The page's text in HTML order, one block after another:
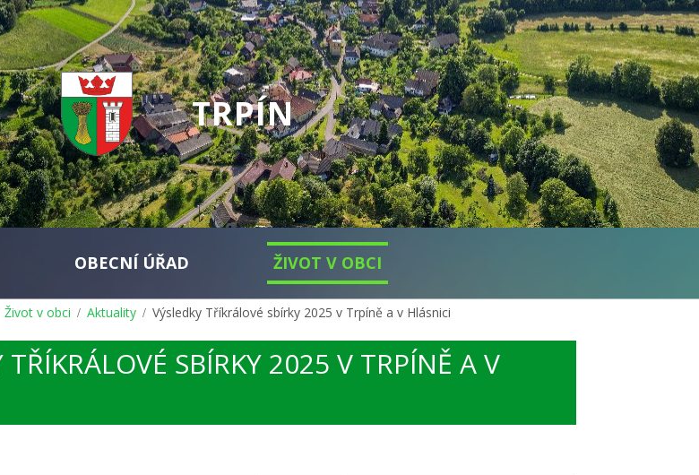
TRPÍN
OBECNÍ ÚŘAD ŽIVOT V OBCI
Život v obci Aktuality Výsledky Tříkrálové sbírky 2025 v Trpíně a v Hlásnici
TŘÍKRÁLOVÉ SBÍRKY 2025 V TRPÍNĚ A V